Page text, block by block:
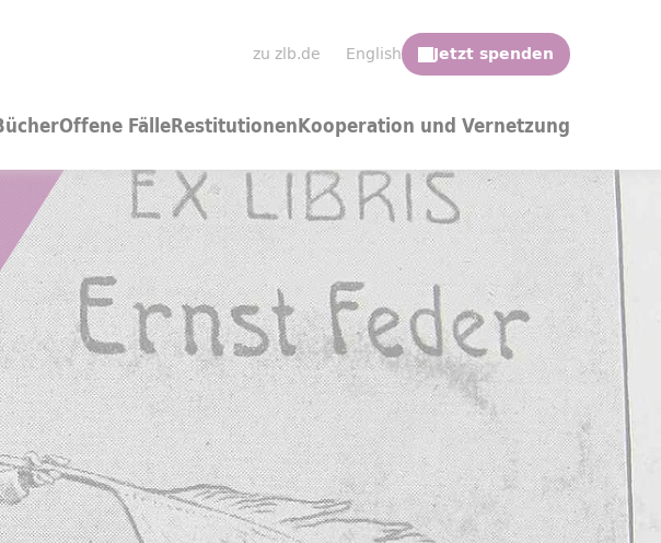
zu zlb.de English
Offene FälleRestitutionenKooperation und Vernetzung